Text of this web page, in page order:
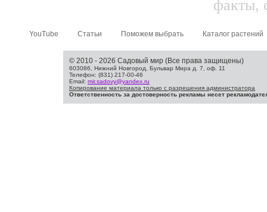
факты,
YouTube Статьи Поможем выбрать Каталог растений
© 2010 - 2026 Садовый мир (Все права защищены)
603086, Нижний Новгород, Бульвар Мира д. 7, оф. 11
Телефон: (831) 217-00-46
Email: mir.sadovy@yandex.ru
Копирование материала только с разрешения администратора
Ответственность за достоверность рекламы несет